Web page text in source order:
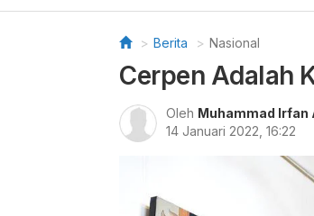
Berita Nasional
Cerpen Adalah
Oleh Muhammad Irfan
14 Januari 2022, 16:22